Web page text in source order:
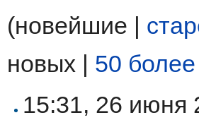
(новейшие |
новых | 50
15:31, 26 июня